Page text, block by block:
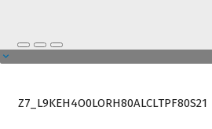
Z7_L9KEH4O0LORH80ALCLTPF80S21